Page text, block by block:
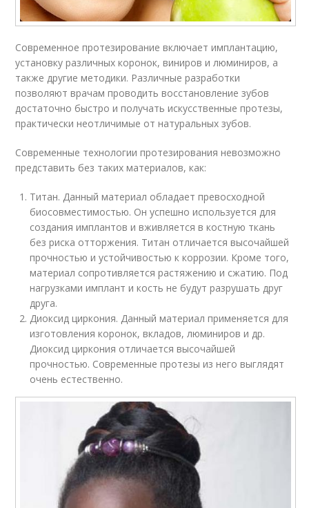
Современное протезирование включает имплантацию,
установку различных коронок, виниров и люминиров, а
также другие методики. Различные разработки
позволяют врачам проводить восстановление зубов
достаточно быстро и получать искусственные протезы,
практически неотличимые от натуральных зубов.
Современные технологии протезирования невозможно
представить без таких материалов, как:
Титан. Данный материал обладает превосходной
биосовместимостью. Он успешно используется для
создания имплантов и вживляется в костную ткань
без риска отторжения. Титан отличается высочайшей
прочностью и устойчивостью к коррозии. Кроме того,
материал сопротивляется растяжению и сжатию. Под
нагрузками имплант и кость не будут разрушать друг
друга.
Диоксид циркония. Данный материал применяется для
изготовления коронок, вкладов, люминиров и др.
Диоксид циркония отличается высочайшей
прочностью. Современные протезы из него выглядят
очень естественно.